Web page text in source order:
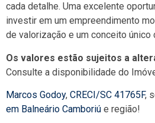
cada detalhe. Uma excelente
investir em um empreendimento
de valorização e um conceito único
Os valores estão sujeitos a
Consulte a disponibilidade do
Marcos Godoy, CRECI/SC 41765F,
em Balneário Camboriú e região!